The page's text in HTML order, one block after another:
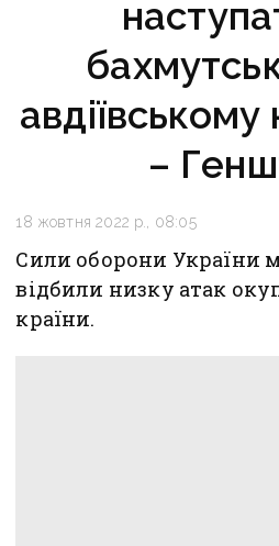
–
18 жовтня 2022 р., 08:05
Сили оборони України
відбили низку атак
країни.